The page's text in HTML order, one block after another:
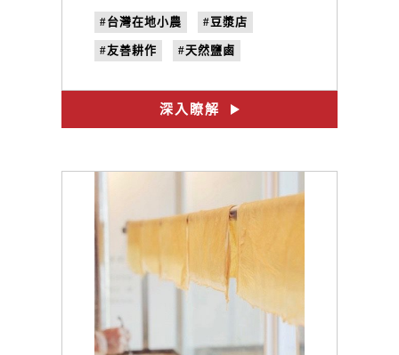
#台灣在地小農 #豆漿店
#友善耕作 #天然鹽鹵
深入瞭解